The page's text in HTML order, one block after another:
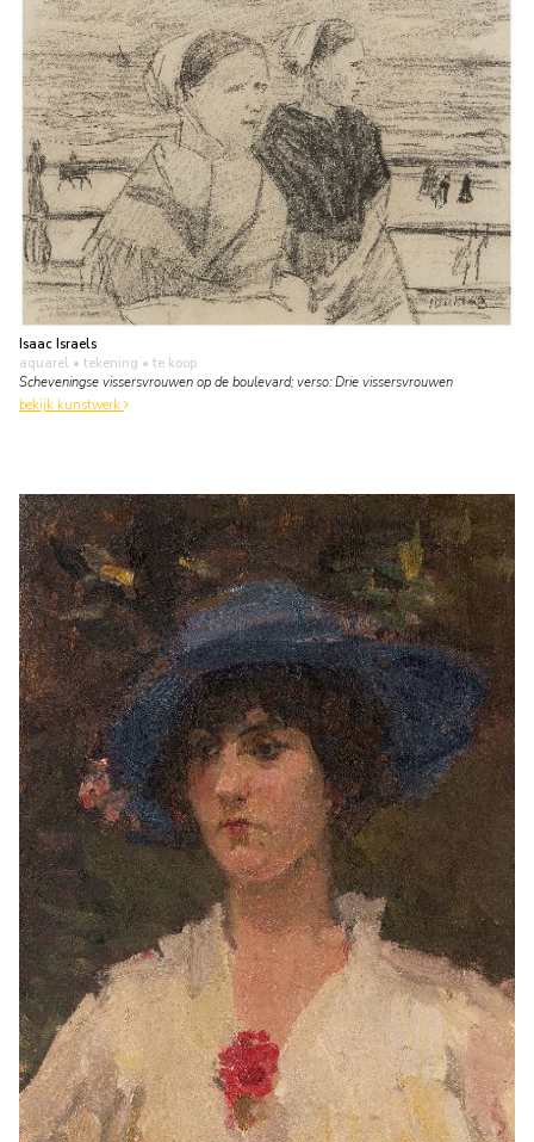
Isaac Israels
aquarel • tekening • te koop
Scheveningse vissersvrouwen op de boulevard; verso: Drie vissersvrouwen
bekijk kunstwerk